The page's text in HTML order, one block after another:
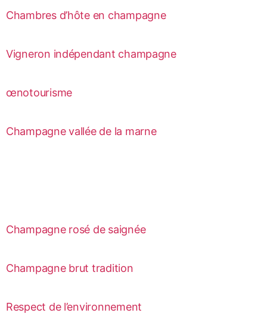
Chambres d’hôte en champagne
Vigneron indépendant champagne
œnotourisme
Champagne vallée de la marne
Champagne rosé de saignée
Champagne brut tradition
Respect de l’environnement